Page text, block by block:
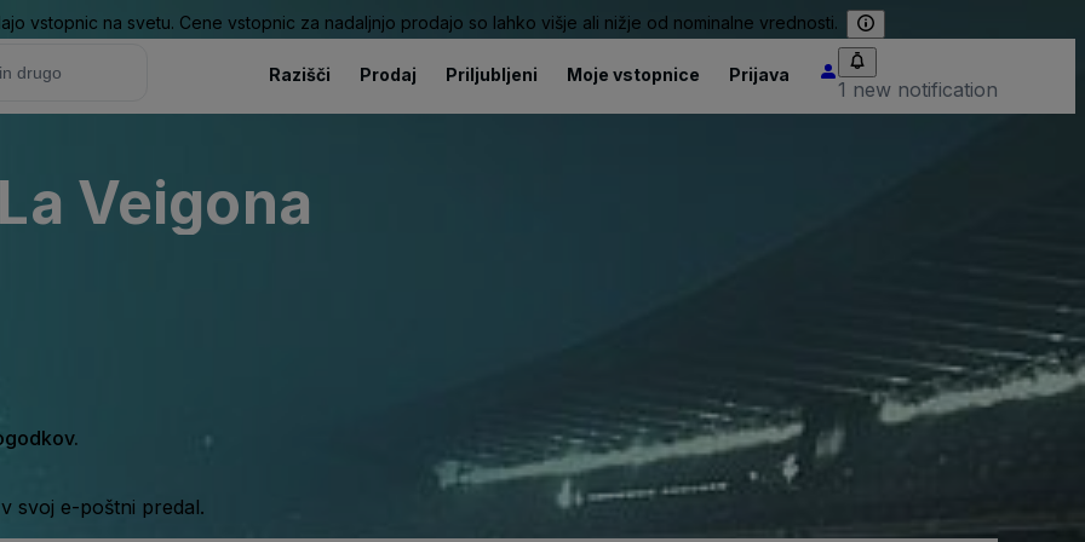
vstopnic na svetu. Cene vstopnic za nadaljnjo prodajo so lahko višje ali nižje od nominalne vrednosti.
Razišči Prodaj Priljubljeni Moje vstopnice Prijava
1 new notification
Veigona
svoj e-poštni predal.